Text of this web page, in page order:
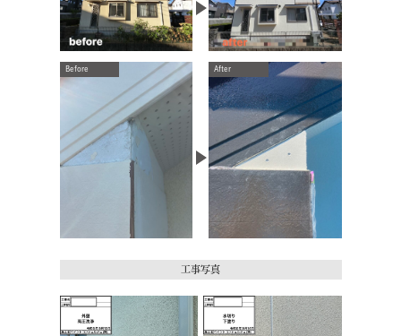
Before After
工事写真